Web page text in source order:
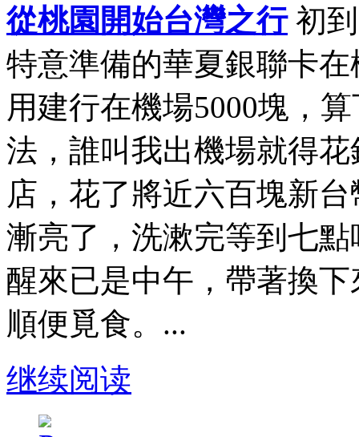
從桃園開始台灣之行初到
特意準備的華夏銀聯卡
用建行在機場5000塊，
法，誰叫我出機場就得
店，花了將近六百塊新
漸亮了，洗漱完等到七
醒來已是中午，帶著換
順便覓食。...
继续阅读